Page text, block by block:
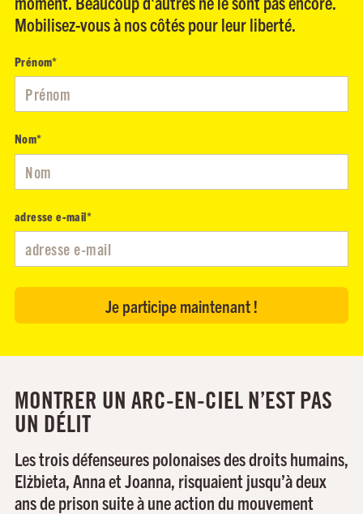
Mobilisez-vous à nos côtés pour leur liberté.
Prénom*
Nom*
adresse e-mail*
MONTRER UN ARC-EN-CIEL N’EST PAS
UN DÉLIT
Les trois défenseures polonaises des droits humains,
Elżbieta, Anna et Joanna, risquaient jusqu’à deux
ans de prison suite à une action du mouvement